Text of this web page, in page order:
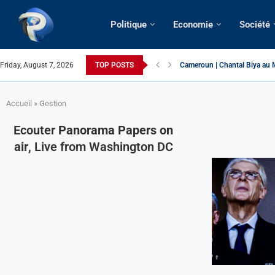
Politique Economie Société
Friday, August 7, 2026 TOP POSTS Succession présidentielle >
Accueil » Gestion
Ecouter Panorama Papers on
air, Live from Washington DC